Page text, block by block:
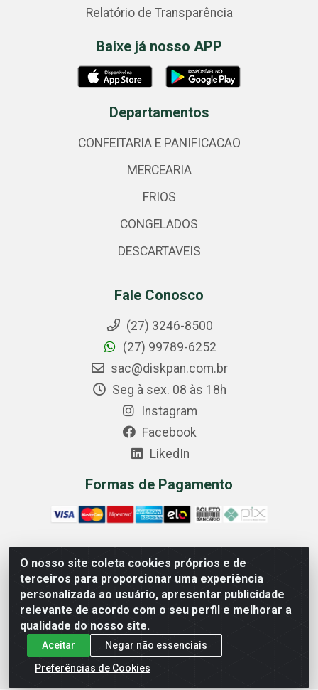
O nosso site coleta cookies próprios e de
terceiros para proporcionar uma experiência
personalizada ao usuário, apresentar publicidade
relevante de acordo com o seu perfil e melhorar a
qualidade do nosso site.
Aceitar
Negar não essenciais
Preferências de Cookies
Relatório de Transparência
Baixe já nosso APP
Departamentos
CONFEITARIA E PANIFICACAO
MERCEARIA
FRIOS
CONGELADOS
DESCARTAVEIS
Fale Conosco
(27) 3246-8500
(27) 99789-6252
sac@diskpan.com.br
Seg à sex. 08 às 18h
Instagram
Facebook
LikedIn
Formas de Pagamento
Comercial Diskpan Ltda - Av. Fernando Antonio, 1911 -
Sotelandia, Cariacica/ES - CEP 29140-669 - CNPJ
02.691.482/0001-07